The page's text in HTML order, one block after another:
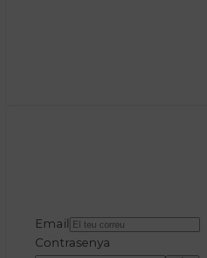
Email
Contrasenya